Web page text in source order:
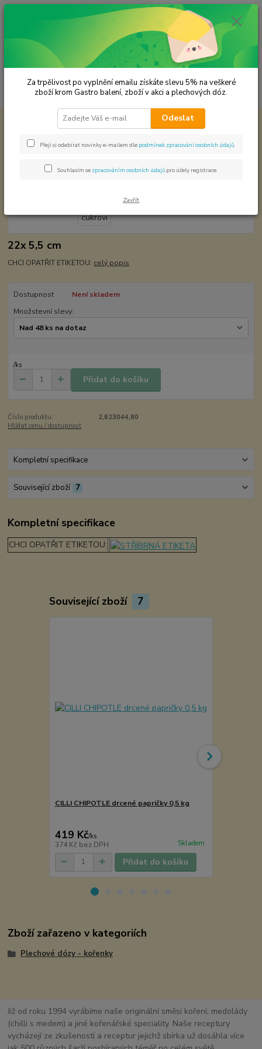
Menu
Hledat
ks
za 0,00 Kč
Plechové dózy - kořenky Dóza na cukroví
Dóza na cukroví
22x 5,5 cm
CHCI OPATŘIT ETIKETOU: celý popis
Dostupnost
Není skladem
Množstevní slevy:
/ks
Přidat do košíku
Číslo produktu:
2,623044,80
Hlídat cenu / dostupnost
Kompletní specifikace
Související zboží 7
Kompletní specifikace
CHCI OPATŘIT ETIKETOU:
Související zboží 7
CILLI CHIPOTLE drcené papričky 0,5 kg
419 Kč/ks
374 Kč bez DPH Skladem
Přidat do košíku
Zboží zařazeno v kategoriích
Plechové dózy - kořenky
Již od roku 1994 vyrábíme naše originální směsi koření, medolády
(chilli s medem) a jiné kořenářské speciality. Naše receptury
vycházejí ze zkušeností a receptur jejichž sbírka už dosáhla více
Za trpělivost po vyplnění emailu získáte slevu 5% na veškeré
zboží krom Gastro balení, zboží v akci a plechových dóz.
Odeslat
Přeji si odebírat novinky e-mailem dle podmínek zpracování osobních údajů
Souhlasím se zpracováním osobních údajů pro účely registrace.
Zavřít